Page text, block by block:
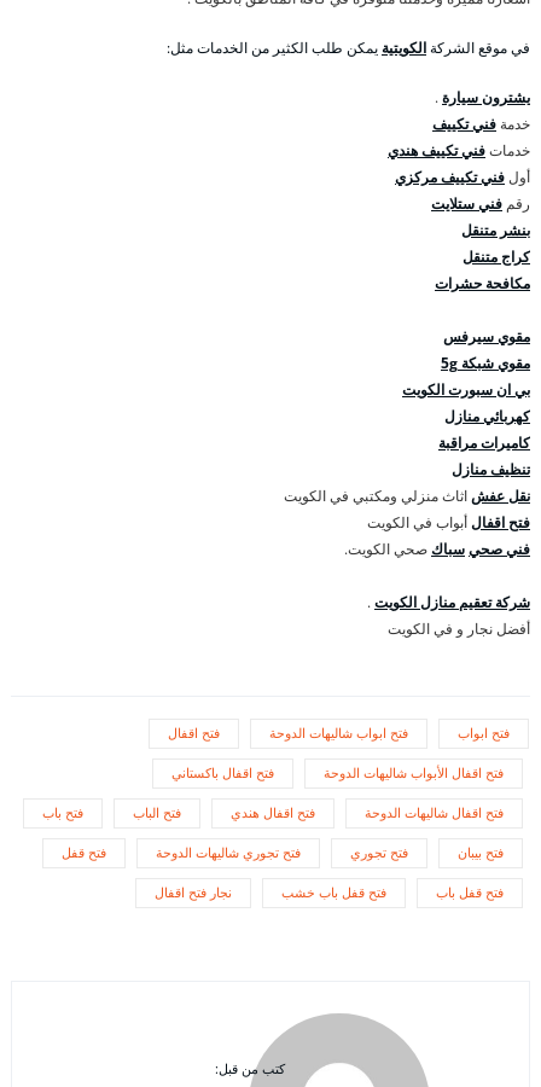
في موقع الشركةالكويتية يمكن طلب الكثير من الخدمات مثل:
يشترون سيارة.
خدمة فني تكييف
خدماتفني تكييف هندي
أولفني تكييف مركزي
رقم فني ستلايت
بنشر متنقل
كراج متنقل
مكافحة حشرات
مقوي سيرفس
مقوي شبكة 5g
بي ان سبورت الكويت
كهربائي منازل
كاميرات مراقبة
تنظيف منازل
نقل عفشاثاث منزلي ومكتبي في الكويت
فتح اقفالأبواب في الكويت
فني صحيسباك صحي الكويت.
شركة تعقيم منازل الكويت.
أفضل نجار و في الكويت
فتح ابواب فتح ابواب شاليهات الدوحة فتح اقفال
فتح اقفال الأبواب شاليهات الدوحة فتح اقفال باكستاني
فتح اقفال شاليهات الدوحة فتح اقفال هندي فتح الباب فتح باب
فتح بيبان فتح تجوري فتح تجوري شاليهات الدوحة فتح قفل
فتح قفل باب فتح قفل باب خشب نجار فتح اقفال
كتب من قبل: